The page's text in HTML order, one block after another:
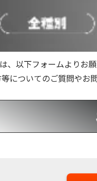
、以下フォームよりお願
についてのご質問やお